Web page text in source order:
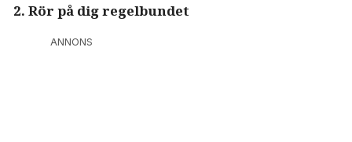
2. Rör på dig regelbundet
ANNONS